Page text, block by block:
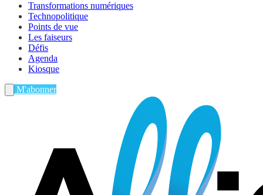
Transformations numériques
Technopolitique
Points de vue
Les faiseurs
Défis
Agenda
Kiosque
M'abonner